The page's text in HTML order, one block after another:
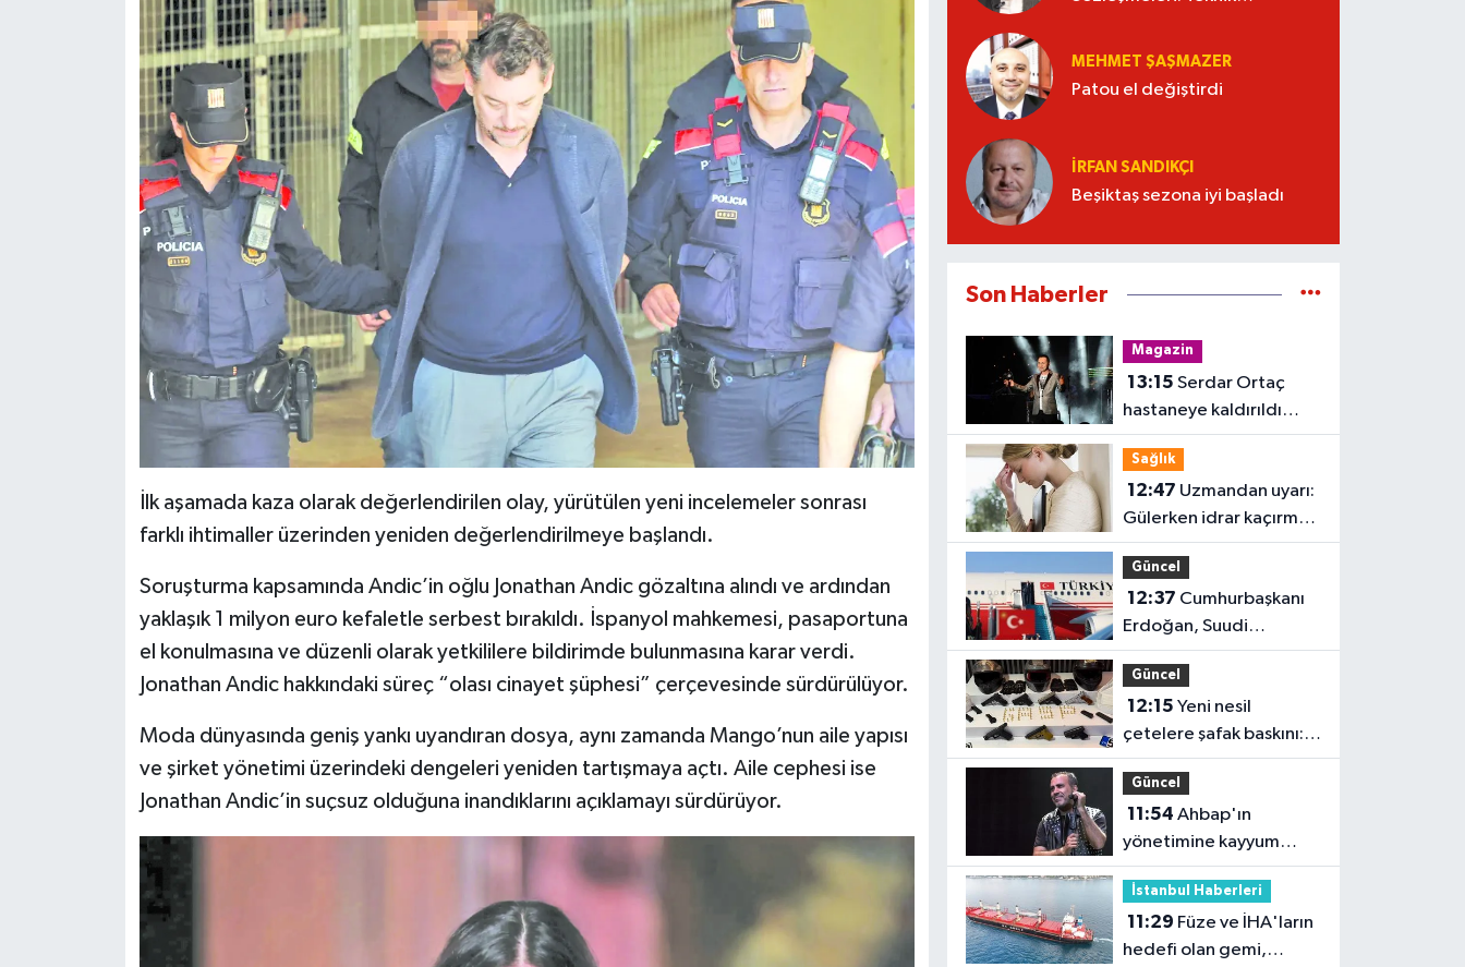
İlk aşamada kaza olarak değerlendirilen olay, yürütülen yeni incelemeler sonrası
farklı ihtimaller üzerinden yeniden değerlendirilmeye başlandı.
Soruşturma kapsamında Andic’in oğlu Jonathan Andic gözaltına alındı ve ardından
yaklaşık 1 milyon euro kefaletle serbest bırakıldı. İspanyol mahkemesi, pasaportuna
el konulmasına ve düzenli olarak yetkililere bildirimde bulunmasına karar verdi.
Jonathan Andic hakkındaki süreç “olası cinayet şüphesi” çerçevesinde sürdürülüyor.
Moda dünyasında geniş yankı uyandıran dosya, aynı zamanda Mango’nun aile yapısı
ve şirket yönetimi üzerindeki dengeleri yeniden tartışmaya açtı. Aile cephesi ise
Jonathan Andic’in suçsuz olduğuna inandıklarını açıklamayı sürdürüyor.
MEHMET ŞAŞMAZER
Patou el değiştirdi
İRFAN SANDIKÇI
Beşiktaş sezona iyi başladı
Son Haberler
Magazin
13:15
hastaneye kaldırıldı
iddiası!
Sağlık
12:47
Gülerken idrar kaçırmak
normal değil
Güncel
12:37
Erdoğan, Suudi
Arabistan'da
Güncel
12:15
çetelere şafak baskını:
32 şüpheli adliyeye sevk
edildi
Güncel
11:54
yönetimine kayyum
atandı
İstanbul Haberleri
11:29
hedefi olan gemi,
KURUMSAL